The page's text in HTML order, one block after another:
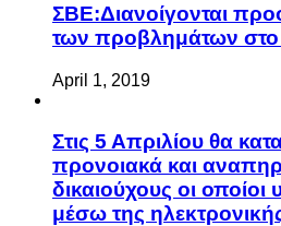
ΣΒΕ:Διανοίγονται
των προβλημάτων
April 1, 2019
Στις 5 Απριλίου θα
προνοιακά και
δικαιούχους οι
μέσω της